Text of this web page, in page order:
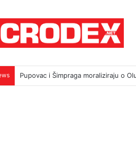
TRI DESETLJEĆA KRIKOVA